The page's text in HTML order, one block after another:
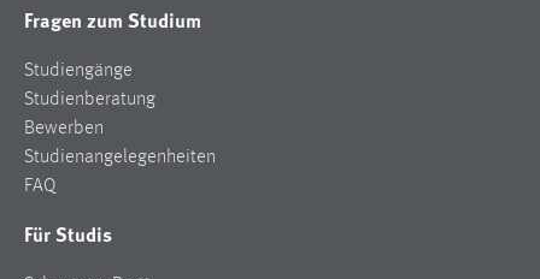
Fragen zum Studium
Studiengänge
Studienberatung
Bewerben
Studienangelegenheiten
FAQ
Für Studis